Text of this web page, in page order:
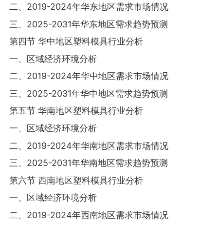
二、2019-2024年华东地区需求市场情况
三、2025-2031年华东地区需求趋势预测
第四节 华中地区塑料模具行业分析
一、区域经济环境分析
二、2019-2024年华中地区需求市场情况
三、2025-2031年华中地区需求趋势预测
第五节 华南地区塑料模具行业分析
一、区域经济环境分析
二、2019-2024年华南地区需求市场情况
三、2025-2031年华南地区需求趋势预测
第六节 西南地区塑料模具行业分析
一、区域经济环境分析
二、2019-2024年西南地区需求市场情况